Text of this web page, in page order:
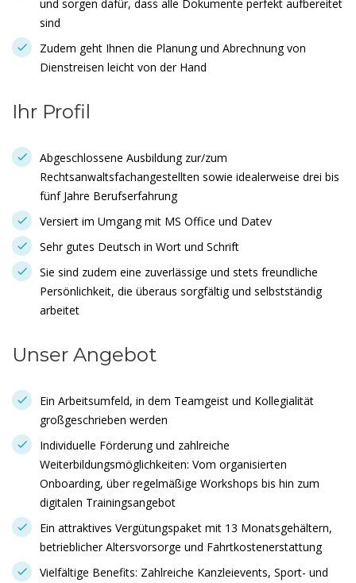
und sorgen dafür, dass alle Dokumente perfekt aufbereitet
sind
Zudem geht Ihnen die Planung und Abrechnung von
Dienstreisen leicht von der Hand
Ihr Profil
Abgeschlossene Ausbildung zur/zum
Rechtsanwaltsfachangestellten sowie idealerweise drei bis
fünf Jahre Berufserfahrung
Versiert im Umgang mit MS Office und Datev
Sehr gutes Deutsch in Wort und Schrift
Sie sind zudem eine zuverlässige und stets freundliche
Persönlichkeit, die überaus sorgfältig und selbstständig
arbeitet
Unser Angebot
Ein Arbeitsumfeld, in dem Teamgeist und Kollegialität
großgeschrieben werden
Individuelle Förderung und zahlreiche
Weiterbildungsmöglichkeiten: Vom organisierten
Onboarding, über regelmäßige Workshops bis hin zum
digitalen Trainingsangebot
Ein attraktives Vergütungspaket mit 13 Monatsgehältern,
betrieblicher Altersvorsorge und Fahrtkostenerstattung
Vielfältige Benefits: Zahlreiche Kanzleievents, Sport- und